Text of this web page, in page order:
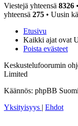
Viestejä yhteensä 8326
yhteensä 275 • Uusin
Etusivu
Kaikki ajat ovat
Poista evästeet
Keskustelufoorumin
Limited
Käännös: phpBB
Yksityisyys | Ehdot